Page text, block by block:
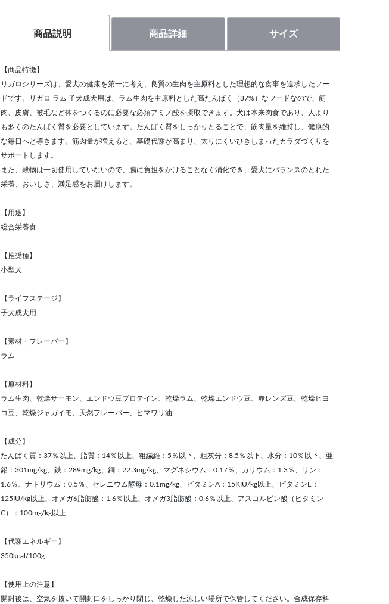
商品説明 商品詳細 サイズ
【商品特徴】
リガロシリーズは、愛犬の健康を第一に考え、良質の生肉を主原料とした理想的な食事を追求したフー
ドです。リガロ ラム 子犬成犬用は、ラム生肉を主原料とした高たんぱく（37%）なフードなので、筋
肉、皮膚、被毛など体をつくるのに必要な必須アミノ酸を摂取できます。犬は本来肉食であり、人より
も多くのたんぱく質を必要としています。たんぱく質をしっかりとることで、筋肉量を維持し、健康的
な毎日へと導きます。筋肉量が増えると、基礎代謝が高まり、太りにくいひきしまったカラダづくりを
サポートします。
また、穀物は一切使用していないので、腸に負担をかけることなく消化でき、愛犬にバランスのとれた
栄養、おいしさ、満足感をお届けします。
【用途】
総合栄養食
【推奨種】
小型犬
【ライフステージ】
子犬成犬用
【素材・フレーバー】
ラム
【原材料】
ラム生肉、乾燥サーモン、エンドウ豆プロテイン、乾燥ラム、乾燥エンドウ豆、赤レンズ豆、乾燥ヒヨ
コ豆、乾燥ジャガイモ、天然フレーバー、ヒマワリ油
【成分】
たんぱく質：37％以上、脂質：14％以上、粗繊維：5％以下、粗灰分：8.5％以下、水分：10％以下、亜
鉛：301mg/kg、鉄：289mg/kg、銅：22.3mg/kg、マグネシウム：0.17％、カリウム：1.3％、リン：
1.6％、ナトリウム：0.5％、セレニウム酵母：0.1mg/kg、ビタミンA：15KIU/kg以上、ビタミンE：
125IU/kg以上、オメガ6脂肪酸：1.6％以上、オメガ3脂肪酸：0.6％以上、アスコルビン酸（ビタミン
C）：100mg/kg以上
【代謝エネルギー】
350kcal/100g
【使用上の注意】
開封後は、空気を抜いて開封口をしっかり閉じ、乾燥した涼しい場所で保管してください。合成保存料